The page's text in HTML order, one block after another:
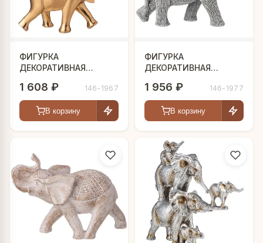
ФИГУРКА
ДЕКОРАТИВНАЯ
СМ
1 608 ₽ 146-1967
В корзину
ФИГУРКА
ДЕКОРАТИВНАЯ
1 956 ₽ 146-1977
В корзину